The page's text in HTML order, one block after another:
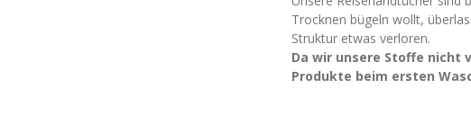
Trocknen bügeln wollt,
Struktur etwas verloren.
Da wir unsere Stoffe nicht
Produkte beim ersten